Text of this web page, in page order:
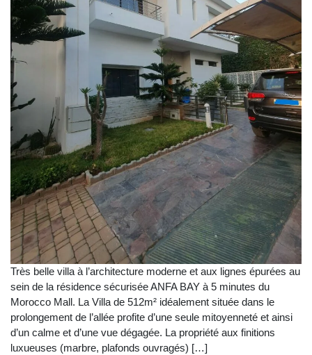
Très belle villa à l’architecture moderne et aux lignes épurées au
sein de la résidence sécurisée ANFA BAY à 5 minutes du
Morocco Mall. La Villa de 512m² idéalement située dans le
prolongement de l’allée profite d’une seule mitoyenneté et ainsi
d’un calme et d’une vue dégagée. La propriété aux finitions
luxueuses (marbre, plafonds ouvragés) […]